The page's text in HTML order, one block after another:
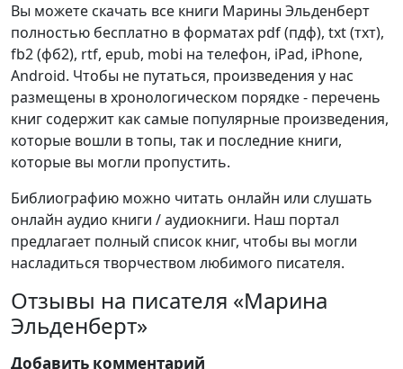
Вы можете скачать все книги Марины Эльденберт
полностью бесплатно в форматах pdf (пдф), txt (тхт),
fb2 (фб2), rtf, epub, mobi на телефон, iPad, iPhone,
Android. Чтобы не путаться, произведения у нас
размещены в хронологическом порядке - перечень
книг содержит как самые популярные произведения,
которые вошли в топы, так и последние книги,
которые вы могли пропустить.
Библиографию можно читать онлайн или слушать
онлайн аудио книги / аудиокниги. Наш портал
предлагает полный список книг, чтобы вы могли
насладиться творчеством любимого писателя.
Отзывы на писателя «Марина
Эльденберт»
Добавить комментарий